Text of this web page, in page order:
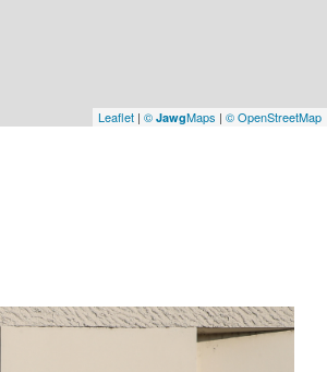
Leaflet | © JawgMaps | © OpenStreetMap